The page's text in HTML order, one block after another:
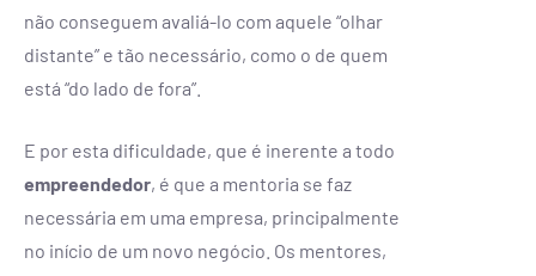
não conseguem avaliá-lo com aquele “olhar
distante” e tão necessário, como o de quem
está “do lado de fora”.
E por esta dificuldade, que é inerente a todo
empreendedor, é que a mentoria se faz
necessária em uma empresa, principalmente
no início de um novo negócio. Os mentores,